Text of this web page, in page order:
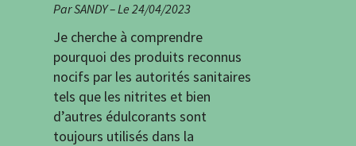
Par SANDY – Le 24/04/2023
Je cherche à comprendre
pourquoi des produits reconnus
nocifs par les autorités sanitaires
tels que les nitrites et bien
d’autres édulcorants sont
toujours utilisés dans la